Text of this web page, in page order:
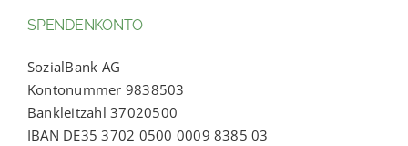
SPENDENKONTO
SozialBank AG
Kontonummer 9838503
Bankleitzahl 37020500
IBAN DE35 3702 0500 0009 8385 03